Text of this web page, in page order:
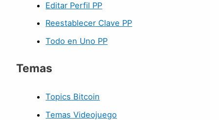
Editar Perfil PP
Reestablecer Clave PP
Todo en Uno PP
Temas
Topics Bitcoin
Temas Videojuego